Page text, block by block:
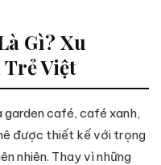
Gì? Xu
Việt
garden café, café xanh,
được thiết kế với trọng
nhiên. Thay vì những